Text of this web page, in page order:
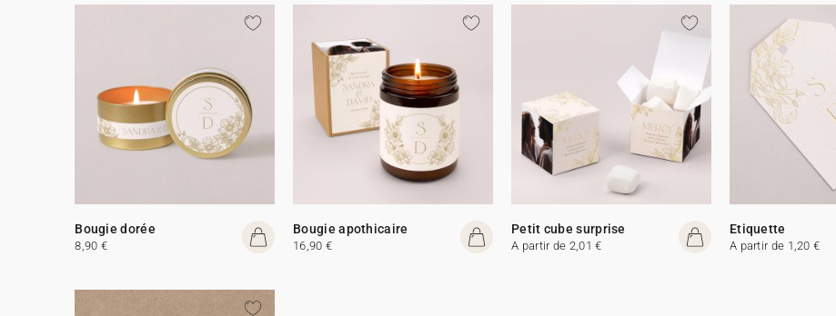
Bougie dorée
8,90 €
Bougie apothicaire
16,90 €
Petit cube surprise
A partir de 2,01 €
Etiquette
A partir de 1,20 €